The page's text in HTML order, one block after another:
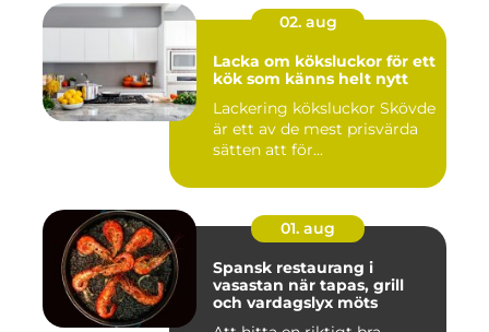
02. aug
Lacka om köksluckor för ett
kök som känns helt nytt
Lackering köksluckor Skövde
är ett av de mest prisvärda
sätten att för...
01. aug
Spansk restaurang i
vasastan när tapas, grill
och vardagslyx möts